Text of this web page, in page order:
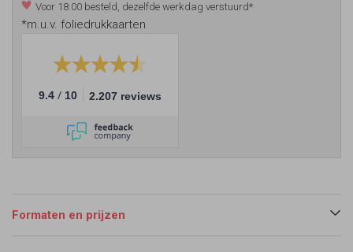
Voor 18:00 besteld, dezelfde werkdag verstuurd*
*m.u.v. foliedrukkaarten
9.4 / 10 2.207 reviews
Formaten en prijzen